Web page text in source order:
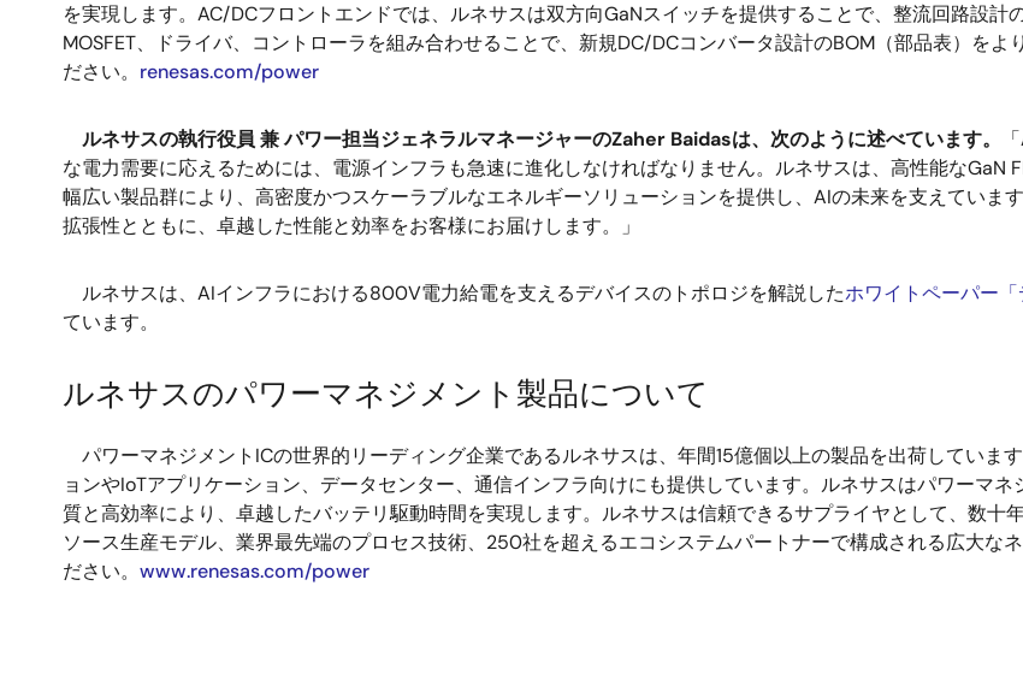
を実現します。AC/DCフロントエンドでは、ルネサスは双方向GaNスイッチを提供することで、整流回路設
MOSFET、ドライバ、コントローラを組み合わせることで、新規DC/DCコンバータ設計のBOM（部品表）を
ださい。 renesas.com/power
ルネサスの執行役員 兼 パワー担当ジェネラルマネージャーのZaher Baidasは、次のように述べています。
な電力需要に応えるためには、電源インフラも急速に進化しなければなりません。ルネサスは、高性能なGaN
幅広い製品群により、高密度かつスケーラブルなエネルギーソリューションを提供し、AIの未来を支えていま
拡張性とともに、卓越した性能と効率をお客様にお届けします。」
ルネサスは、AIインフラにおける800V電力給電を支えるデバイスのトポロジを解説したホワイトペーパー
ています。
ルネサスのパワーマネジメント製品について
パワーマネジメントICの世界的リーディング企業であるルネサスは、年間15億個以上の製品を出荷していま
ョンやIoTアプリケーション、データセンター、通信インフラ向けにも提供しています。ルネサスはパワーマ
質と高効率により、卓越したバッテリ駆動時間を実現します。ルネサスは信頼できるサプライヤとして、数
ソース生産モデル、業界最先端のプロセス技術、250社を超えるエコシステムパートナーで構成される広大な
ださい。 www.renesas.com/power